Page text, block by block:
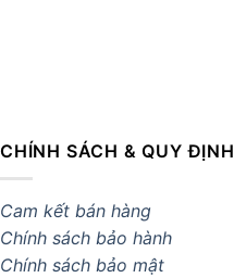
CHÍNH SÁCH & QUY ĐỊNH
Cam kết bán hàng
Chính sách bảo hành
Chính sách bảo mật